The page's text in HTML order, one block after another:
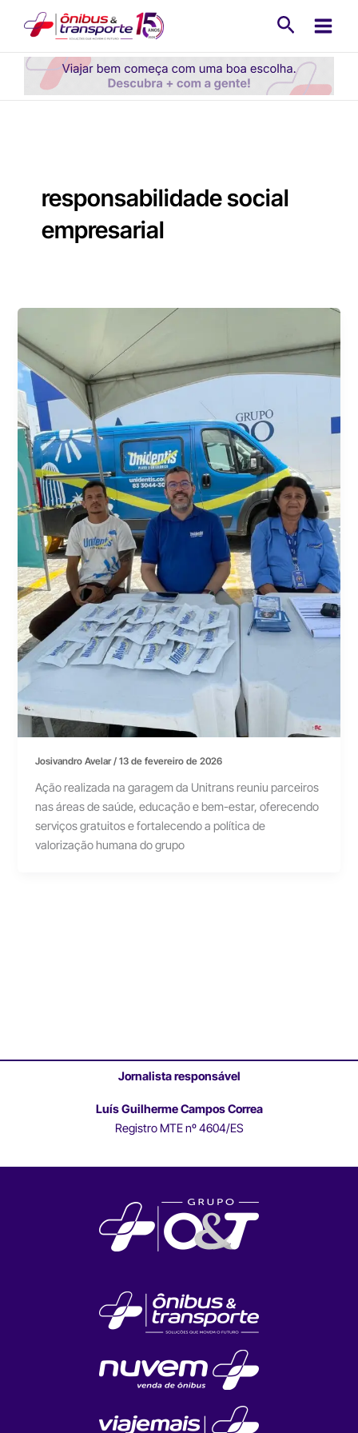
conteúdo
responsabilidade social
empresarial
Josivandro Avelar/13 de fevereiro de 2026
Ação realizada na garagem da Unitrans reuniu parceiros
nas áreas de saúde, educação e bem-estar, oferecendo
serviços gratuitos e fortalecendo a política de
valorização humana do grupo
Jornalista responsável
Luís Guilherme Campos Correa
Registro MTE nº 4604/ES